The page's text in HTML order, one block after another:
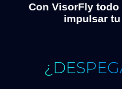
Con VisorFly
impulsar